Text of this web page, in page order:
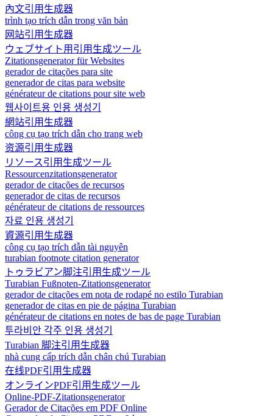
內文引用生成器
trình tạo trích dẫn trong văn bản
网站引用生成器
ウェブサイト用引用生成ツール
Zitationsgenerator für Websites
gerador de citações para site
generador de citas para website
générateur de citations pour site web
웹사이트용 인용 생성기
網站引用生成器
công cụ tạo trích dẫn cho trang web
资源引用生成器
リソース引用生成ツール
Ressourcenzitationsgenerator
gerador de citações de recursos
generador de citas de recursos
générateur de citations de ressources
자료 인용 생성기
資源引用生成器
công cụ tạo trích dẫn tài nguyên
turabian footnote citation generator
トゥラビアン脚注引用生成ツール
Turabian Fußnoten-Zitationsgenerator
gerador de citações em nota de rodapé no estilo Turabian
generador de citas en pie de página Turabian
générateur de citations en notes de bas de page Turabian
투라비안 각주 인용 생성기
Turabian 脚注引用生成器
nhà cung cấp trích dẫn chân chú Turabian
在线PDF引用生成器
オンラインPDF引用生成ツール
Online-PDF-Zitationsgenerator
Gerador de Citações em PDF Online